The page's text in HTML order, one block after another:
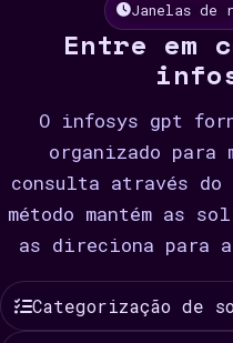
Janelas de
Entre em
O infosys gpt
organizado para
consulta através
método mantém as
as direciona
Categorização de